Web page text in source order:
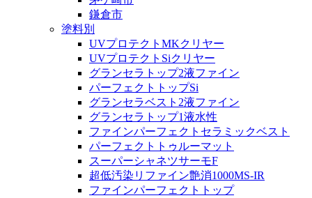
鎌倉市
塗料別
UVプロテクトMKクリヤー
UVプロテクトSiクリヤー
グランセラトップ2液ファイン
パーフェクトトップSi
グランセラベスト2液ファイン
グランセラトップ1液水性
ファインパーフェクトセラミックベスト
パーフェクトトゥルーマット
スーパーシャネツサーモF
超低汚染リファイン艶消1000MS-IR
ファインパーフェクトトップ